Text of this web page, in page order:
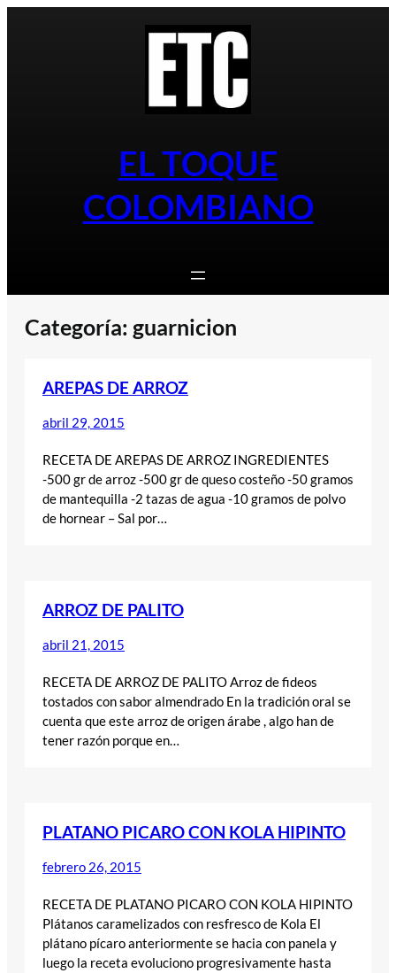
EL TOQUE
COLOMBIANO
Categoría: guarnicion
AREPAS DE ARROZ
abril 29, 2015
RECETA DE AREPAS DE ARROZ INGREDIENTES
-500 gr de arroz -500 gr de queso costeño -50 gramos
de mantequilla -2 tazas de agua -10 gramos de polvo
de hornear – Sal por…
ARROZ DE PALITO
abril 21, 2015
RECETA DE ARROZ DE PALITO Arroz de fideos
tostados con sabor almendrado En la tradición oral se
cuenta que este arroz de origen árabe , algo han de
tener razón porque en…
PLATANO PICARO CON KOLA HIPINTO
febrero 26, 2015
RECETA DE PLATANO PICARO CON KOLA HIPINTO
Plátanos caramelizados con resfresco de Kola El
plátano pícaro anteriormente se hacia con panela y
luego la receta evoluciono progresivamente hasta